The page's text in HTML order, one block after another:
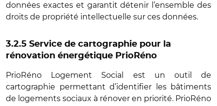
données exactes et garantit détenir l’ensemble des
droits de propriété intellectuelle sur ces données.
3.2.5 Service de cartographie pour la
rénovation énergétique PrioRéno
PrioRéno Logement Social est un outil de
cartographie permettant d’identifier les bâtiments
de logements sociaux à rénover en priorité. PrioRéno